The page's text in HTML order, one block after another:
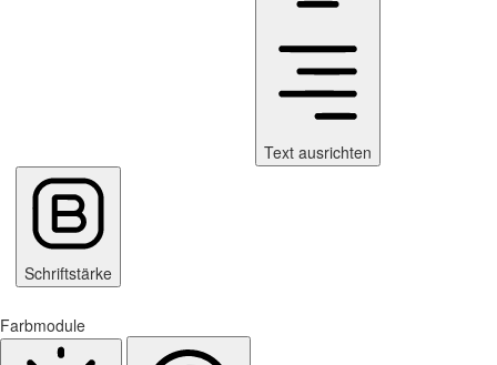
Text ausrichten
Schriftstärke
Farbmodule